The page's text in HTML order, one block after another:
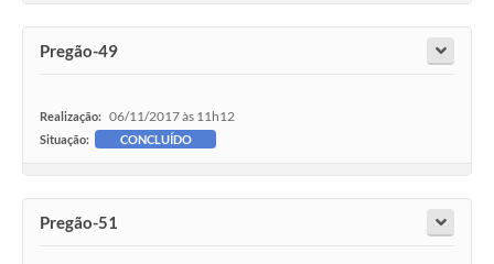
Pregão-49
Realização: 06/11/2017 às 11h12
Situação: CONCLUÍDO
Pregão-51